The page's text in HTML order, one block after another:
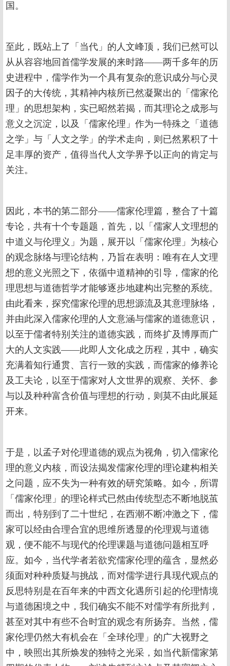
国。
至此，既站上了「当代」的人文峰顶，我们已然可以
从从容容地回首儒学发展的来时路——两千多年的历
史进程中，儒学作为一个具有复杂的意识成分与心灵
因子的大传统，其精神内核所已然凝聚出的「儒家伦
理」的思想架构，实已昭然若揭，而其理论之成形与
意义之沉淀，以及「儒家伦理」作为一特殊之「道德
之学」与「人文之学」的学术走向，则已然累积了十
足丰厚的资产，值得当代人文学界予以正向的肯定与
关注。
因此，本书的第二部分——儒家伦理篇，整合了十篇
专论，共有十个专题题，首先，以「儒家人文理想的
中道义与伦理义」为题，展开以「儒家伦理」为核心
的观念脉络与理论结构，乃旨在表明：唯有在人文理
想的意义光照之下，依循中道精神的引导，儒家的伦
理思想与道德哲学才能够逐步地建构出完整的系统。
由此看来，探究儒家伦理的思想源流及其意理脉络，
并由此深入儒家伦理的人文意涵与儒家的道德意识，
以至于儒者特别关注的道德实践，而终扩及博厚而广
大的人文实践——此即人文化成之历程，其中，确实
充满着知行通贯、言行一致的实践，而儒家的修养论
及工夫论，以至于儒家对人文世界的观察、关怀、参
与以及种种富含价值与理想的行动，则莫不由此展延
开来。
于是，以孟子对伦理道德的观点为视角，切入儒家伦
理的意义内核，而设法揭发儒家伦理的理论建构相关
之问题，应不失为一种有效的研究策略。如今，所谓
「儒家伦理」的理论样式已然由传统型态不断地脱茧
而出，特别到了二十世纪，在西潮不断冲激之下，儒
家可以经由合理合宜的思维所透显的伦理观与道德
观，便不能不与现代的伦理课题与道德问题相互呼
应。如今，当代学者若欲究儒家伦理的蕴含，显然必
须面对种种质疑与挑战，而对儒学进行具现代观点的
反思特别是在百年来的中西文化遇所引起的伦理情境
与道德困境之中，我们确实不能不对儒学有所批判，
甚至对其中有些不合时宜的观念有所扬弃。当然，儒
家伦理仍然大有机会在「全球伦理」的广大视野之
中，映照出其所焕发的独特之光采，如当代新儒家第